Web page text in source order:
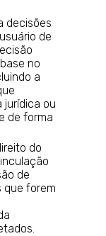
decisões
de
no
a
jurídica ou
de forma
do
de
que forem